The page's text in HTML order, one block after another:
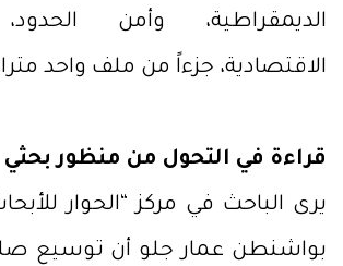
الديمقراطية، وأمن
الاقتصادية، جزءاً من ملف واحد
قراءة في التحول من منظور بحثي
يرى الباحث في مركز “الحوار
بواشنطن عمار جلو أن توسيع